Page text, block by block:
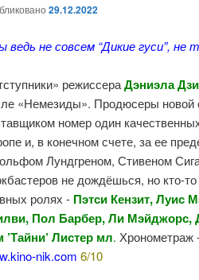
29.12.2022
ведь ​​не совсем “Дикие гуси”, не
режиссераДэниэла
«Немезиды». Продюсеры новой
номер один
и, в конечном счете, за ее
Лундгреном, Стивеном
не дождёшься, но кто-
ролях - Пэтси Кензит,
Пол Барбер, Ли Мэйджорс,
’Тайни’ Листер мл. Хронометраж
nik.com 6/10